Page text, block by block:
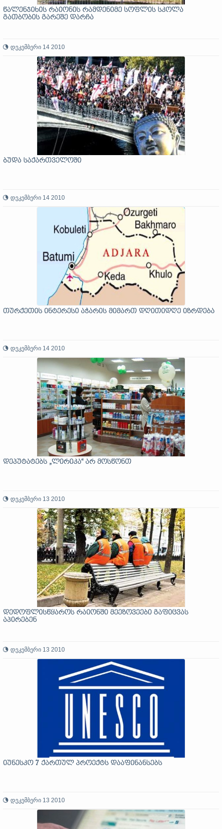
წალენჯიხის რაიონის რამდენიმე სოფლის სკოლა
გათბობის გარეშე დარჩა
დეკემბერი 14 2010
ბუდა საქართველოში
დეკემბერი 14 2010
თურქეთის ინტერესი აჭარის მიმართ დღითიდღე იზრდება
დეკემბერი 14 2010
დეპუტატებს „ლირიკა“ არ მოსწონთ
დეკემბერი 13 2010
დედოფლისწყაროს რაიონში მეეზოვეები გაფიცვას
აპირებენ
დეკემბერი 13 2010
იუნესკო 7 ქართულ პროექტს დააფინანსებს
დეკემბერი 13 2010